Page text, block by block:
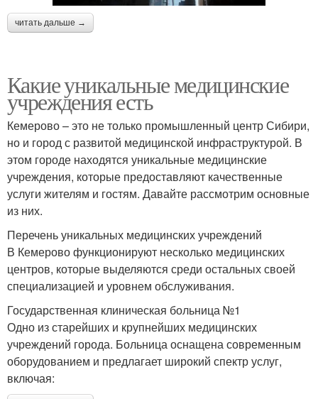
читать дальше →
Какие уникальные медицинские
учреждения есть
Кемерово – это не только промышленный центр Сибири,
но и город с развитой медицинской инфраструктурой. В
этом городе находятся уникальные медицинские
учреждения, которые предоставляют качественные
услуги жителям и гостям. Давайте рассмотрим основные
из них.
Перечень уникальных медицинских учреждений
В Кемерово функционируют несколько медицинских
центров, которые выделяются среди остальных своей
специализацией и уровнем обслуживания.
Государственная клиническая больница №1
Одно из старейших и крупнейших медицинских
учреждений города. Больница оснащена современным
оборудованием и предлагает широкий спектр услуг,
включая: